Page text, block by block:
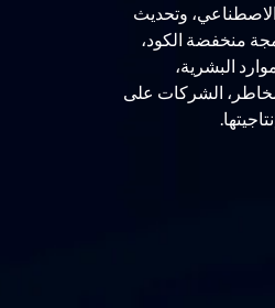
الاصطناعي، وتحديث
منخفضة الكود،
البشرية،
الشركات على